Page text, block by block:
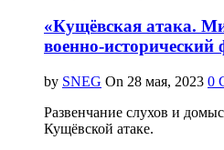
«Кущёвская атака.
военно-исторический
by SNEG On
0
Развенчание слухов и
Кущёвской атаке.